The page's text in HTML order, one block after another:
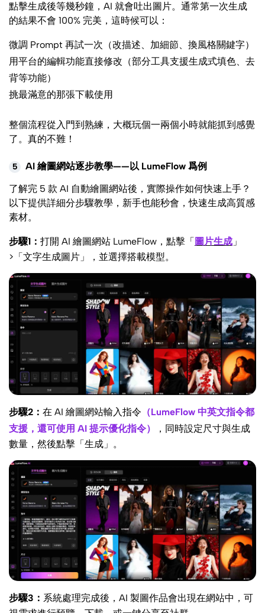
點擊生成後等幾秒鐘，AI 就會吐出圖片。通常第一次生成
的結果不會 100% 完美，這時候可以：
微調 Prompt 再試一次（改描述、加細節、換風格關鍵字）
用平台的編輯功能直接修改（部分工具支援生成式填色、去
背等功能）
挑最滿意的那張下載使用
整個流程從入門到熟練，大概玩個一兩個小時就能抓到感覺
了。真的不難！
5
AI 繪圖網站逐步教學——以 LumeFlow 爲例
了解完 5 款 AI 自動繪圖網站後，實際操作如何快速上手？
以下提供詳細分步驟教學，新手也能秒會，快速生成高質感
素材。
步驟1： 打開 AI 繪圖網站 LumeFlow，點擊「 圖片生成 」
>「文字生成圖片」，並選擇搭載模型。
步驟2： 在 AI 繪圖網站輸入指令 （LumeFlow 中英文指令都
支援，還可使用 AI 提示優化指令）
，同時設定尺寸與生成
數量，然後點擊「生成」。
步驟3： 系統處理完成後，AI 製圖作品會出現在網站中，可